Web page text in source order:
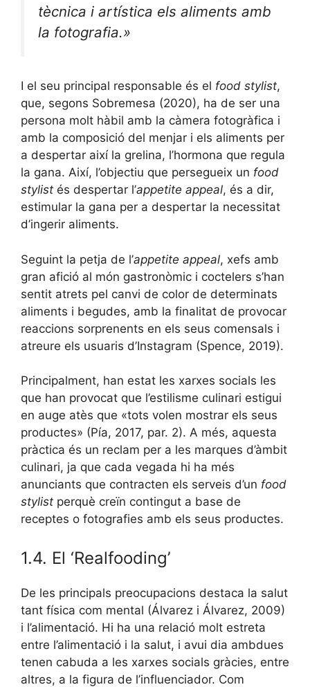
tècnica i artística els aliments amb
la fotografia.»
I el seu principal responsable és el food stylist,
que, segons Sobremesa (2020), ha de ser una
persona molt hàbil amb la càmera fotogràfica i
amb la composició del menjar i els aliments per
a despertar així la grelina, l’hormona que regula
la gana. Així, l’objectiu que persegueix un food
stylist és despertar l’appetite appeal, és a dir,
estimular la gana per a despertar la necessitat
d’ingerir aliments.
Seguint la petja de l’appetite appeal, xefs amb
gran afició al món gastronòmic i coctelers s’han
sentit atrets pel canvi de color de determinats
aliments i begudes, amb la finalitat de provocar
reaccions sorprenents en els seus comensals i
atreure els usuaris d’Instagram (Spence, 2019).
Principalment, han estat les xarxes socials les
que han provocat que l’estilisme culinari estigui
en auge atès que «tots volen mostrar els seus
productes» (Pía, 2017, par. 2). A més, aquesta
pràctica és un reclam per a les marques d’àmbit
culinari, ja que cada vegada hi ha més
anunciants que contracten els serveis d’un food
stylist perquè creïn contingut a base de
receptes o fotografies amb els seus productes.
1.4. El ‘Realfooding’
De les principals preocupacions destaca la salut
tant física com mental (Álvarez i Álvarez, 2009)
i l’alimentació. Hi ha una relació molt estreta
entre l’alimentació i la salut, i avui dia ambdues
tenen cabuda a les xarxes socials gràcies, entre
altres, a la figura de l’influenciador. Com